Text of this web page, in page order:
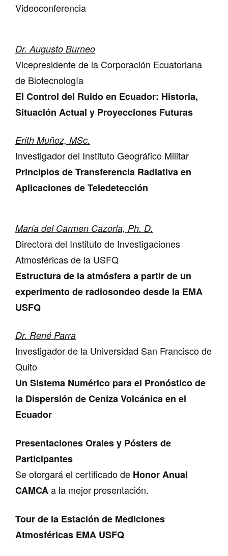
Videoconferencia
Dr. Augusto Burneo
Vicepresidente de la Corporación Ecuatoriana
de Biotecnología
El Control del Ruido en Ecuador: Historia,
Situación Actual y Proyecciones Futuras
Erith Muñoz, MSc.
Investigador del Instituto Geográfico Militar
Principios de Transferencia Radiativa en
Aplicaciones de Teledetección
María del Carmen Cazorla, Ph. D.
Directora del Instituto de Investigaciones
Atmosféricas de la USFQ
Estructura de la atmósfera a partir de un
experimento de radiosondeo desde la EMA
USFQ
Dr. René Parra
Investigador de la Universidad San Francisco de
Quito
Un Sistema Numérico para el Pronóstico de
la Dispersión de Ceniza Volcánica en el
Ecuador
Presentaciones Orales y Pósters de
Participantes
Se otorgará el certificado de Honor Anual
CAMCAa la mejor presentación.
Tour de la Estación de Mediciones
Atmosféricas EMA USFQ